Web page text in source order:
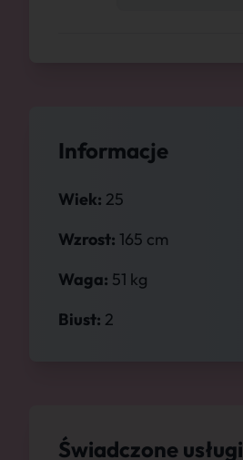
Informacje
Wiek: 25
Wzrost: 165 cm
Waga: 51 kg
Biust: 2
Świadczone usługi